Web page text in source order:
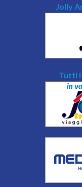
Jolly
Tutti i